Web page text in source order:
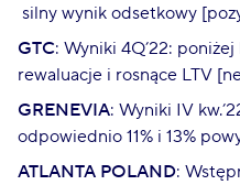
silny wynik odsetkowy
GTC: Wyniki 4Q’22:
rewaluacje i rosnące LTV
GRENEVIA: Wyniki IV
odpowiednio 11% i 13%
ATLANTA POLAND: